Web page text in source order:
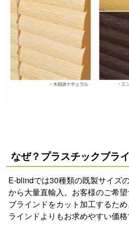
なぜ？プラスチックブラ
E-blindでは30種類の既製サイズ
から大量直輸入。お客様のご希
ブラインドをカット加工するた
ラインドよりもお求めやすい価格